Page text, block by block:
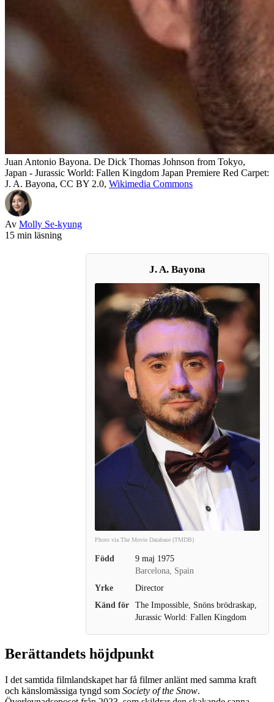
Juan Antonio Bayona. De Dick Thomas Johnson from Tokyo,
Japan - Jurassic World: Fallen Kingdom Japan Premiere Red Carpet:
J. A. Bayona, CC BY 2.0, Wikimedia Commons
Av Molly Se-kyung
15 min läsning
J. A. Bayona
Photo via The Movie Database (TMDB)
Född
9 maj 1975
Barcelona, Spain
Yrke
Director
Känd för
The Impossible, Snöns brödraskap,
Jurassic World: Fallen Kingdom
Berättandets höjdpunkt
I det samtida filmlandskapet har få filmer anlänt med samma kraft
och känslomässiga tyngd som Society of the Snow.